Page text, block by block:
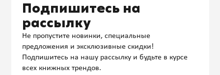
Подпишитесь на
рассылку
Не пропустите новинки, специальные
предложения и эксклюзивные скидки!
Подпишитесь на нашу рассылку и будьте в курсе
всех книжных трендов.